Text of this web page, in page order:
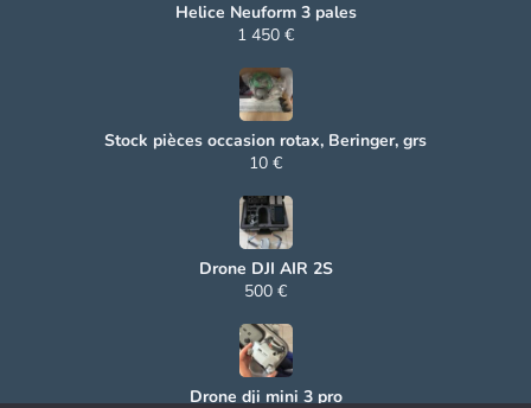
Helice Neuform 3 pales
1 450 €
Stock pièces occasion rotax, Beringer, grs
10 €
Drone DJI AIR 2S
500 €
Drone dji mini 3 pro